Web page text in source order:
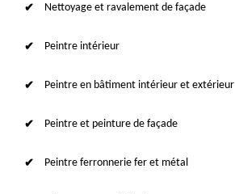
Nettoyage et ravalement de façade
Peintre intérieur
Peintre en bâtiment intérieur et extérieur
Peintre et peinture de façade
Peintre ferronnerie fer et métal